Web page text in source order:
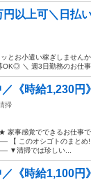
円以上可＼日払
とお小遣い稼ぎしませ
＼ 週3日勤務のお仕事
《時給1,230円
掃
家事感覚でできるお仕事
オシゴトのまとめ!
では珍しい...
／《時給1,100